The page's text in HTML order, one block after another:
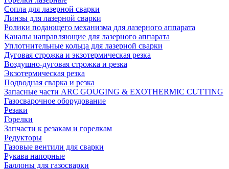
Сопла для лазерной сварки
Линзы для лазерной сварки
Ролики подающего механизма для лазерного аппарата
Каналы направляющие для лазерного аппарата
Уплотнительные кольца для лазерной сварки
Дуговая строжка и экзотермическая резка
Воздушно-дуговая строжка и резка
Экзотермическая резка
Подводная сварка и резка
Запасные части ARC GOUGING & EXOTHERMIC CUTTING
Газосварочное оборудование
Резаки
Горелки
Запчасти к резакам и горелкам
Редукторы
Газовые вентили для сварки
Рукава напорные
Баллоны для газосварки